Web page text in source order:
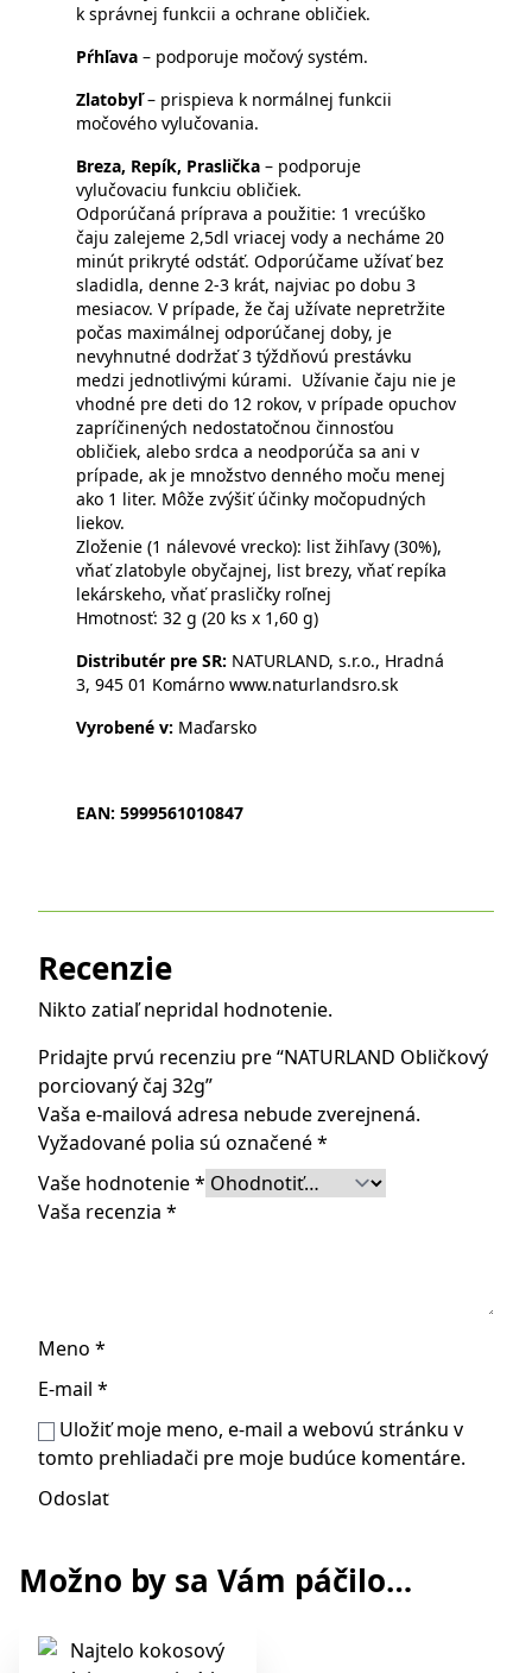
k správnej funkcii a ochrane obličiek.
Pŕhľava – podporuje močový systém.
Zlatobyľ– prispieva k normálnej funkcii
močového vylučovania.
Breza, Repík, Praslička – podporuje
vylučovaciu funkciu obličiek.
Odporúčaná príprava a použitie: 1 vrecúško
čaju zalejeme 2,5dl vriacej vody a necháme 20
minút prikryté odstáť. Odporúčame užívať bez
sladidla, denne 2-3 krát, najviac po dobu 3
mesiacov. V prípade, že čaj užívate nepretržite
počas maximálnej odporúčanej doby, je
nevyhnutné dodržať 3 týždňovú prestávku
medzi jednotlivými kúrami. Užívanie čaju nie je
vhodné pre deti do 12 rokov, v prípade opuchov
zapríčinených nedostatočnou činnosťou
obličiek, alebo srdca a neodporúča sa ani v
prípade, ak je množstvo denného moču menej
ako 1 liter. Môže zvýšiť účinky močopudných
liekov.
Zloženie (1 nálevové vrecko): list žihľavy (30%),
vňať zlatobyle obyčajnej, list brezy, vňať repíka
lekárskeho, vňať prasličky roľnej
Hmotnosť: 32 g (20 ks x 1,60 g)
Distributér pre SR: NATURLAND, s.r.o., Hradná
3, 945 01 Komárno www.naturlandsro.sk
Vyrobené v: Maďarsko
EAN: 5999561010847
Recenzie
Nikto zatiaľ nepridal hodnotenie.
Pridajte prvú recenziu pre “NATURLAND Obličkový
porciovaný čaj 32g”
Vaša e-mailová adresa nebude zverejnená.
Vyžadované polia sú označené*
Vaše hodnotenie*
Vaša recenzia *
Meno *
E-mail *
Uložiť moje meno, e-mail a webovú stránku v
tomto prehliadači pre moje budúce komentáre.
Možno by sa Vám páčilo…